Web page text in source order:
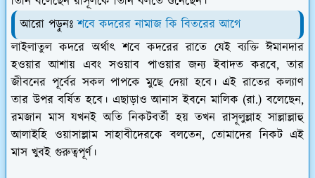
আরো পড়ুনঃশবে কদরের নামাজ কি বিতরের আগে
লাইলাতুল কদরে অর্থাৎ শবে কদরের রাতে যেই ব্যক্তি ঈমানদার
হওয়ার আশায় এবং সওয়াব পাওয়ার জন্য ইবাদত করবে, তার
জীবনের পূর্বের সকল পাপকে মুছে দেয়া হবে। এই রাতের কল্যাণ
তার উপর বর্ষিত হবে। এছাড়াও আনাস ইবনে মালিক (রা.) বলেছেন,
রমজান মাস যখনই অতি নিকটবর্তী হয় তখন রাসূলুল্লাহ সাল্লাল্লাহু
আলাইহি ওয়াসাল্লাম সাহাবীদেরকে বলতেন, তোমাদের নিকট এই
মাস খুবই গুরুত্বপূর্ণ।